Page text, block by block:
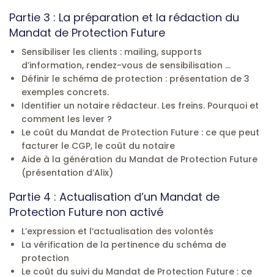
Partie 3 : La préparation et la rédaction du
Mandat de Protection Future
Sensibiliser les clients : mailing, supports
d’information, rendez-vous de sensibilisation …
Définir le schéma de protection : présentation de 3
exemples concrets.
Identifier un notaire rédacteur. Les freins. Pourquoi et
comment les lever ?
Le coût du Mandat de Protection Future : ce que peut
facturer le CGP, le coût du notaire
Aide à la génération du Mandat de Protection Future
(présentation d’Alix)
Partie 4 : Actualisation d’un Mandat de
Protection Future non activé
L’expression et l’actualisation des volontés
La vérification de la pertinence du schéma de
protection
Le coût du suivi du Mandat de Protection Future : ce